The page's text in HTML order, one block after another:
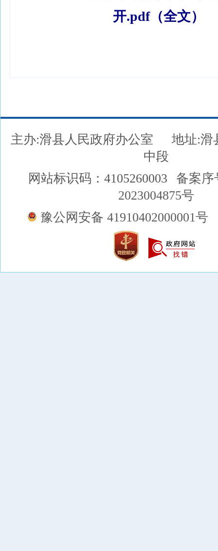
开.pdf（全文）
主办:滑县人民政府办公室
地址:滑
中段
网站标识码：4105260003
备案序
2023004875号
豫公网安备 41910402000001号